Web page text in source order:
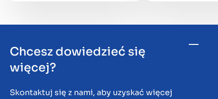
Chcesz dowiedzieć się
więcej?
Skontaktuj się z nami, aby uzyskać więcej